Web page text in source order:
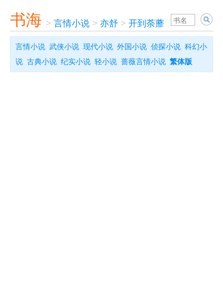
书海 > 言情小说 > 亦舒 > 开到荼蘼
言情小说 武侠小说 现代小说 外国小说 侦探小说 科幻小
说 古典小说 纪实小说 轻小说 蔷薇言情小说 繁体版